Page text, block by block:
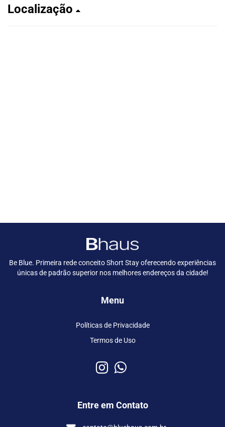
Localização
Be Blue. Primeira rede conceito Short Stay oferecendo experiências
únicas de padrão superior nos melhores endereços da cidade!
Menu
Políticas de Privacidade
Termos de Uso
Entre em Contato